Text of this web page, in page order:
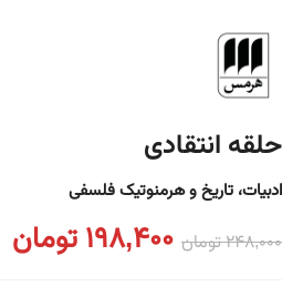
حلقه انتقادی
ادبیات، تاریخ و هرمنوتیک فلسفی
248,000تومان 198,400تومان